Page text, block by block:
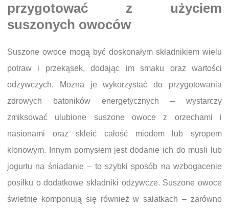
przygotować z użyciem
suszonych owoców
Suszone owoce mogą być doskonałym składnikiem wielu
potraw i przekąsek, dodając im smaku oraz wartości
odżywczych. Można je wykorzystać do przygotowania
zdrowych batoników energetycznych – wystarczy
zmiksować ulubione suszone owoce z orzechami i
nasionami oraz skleić całość miodem lub syropem
klonowym. Innym pomysłem jest dodanie ich do musli lub
jogurtu na śniadanie – to szybki sposób na wzbogacenie
posiłku o dodatkowe składniki odżywcze. Suszone owoce
świetnie komponują się również w sałatkach – zarówno